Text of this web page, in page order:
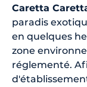
Caretta
paradis
en quelques
zone
réglementé.